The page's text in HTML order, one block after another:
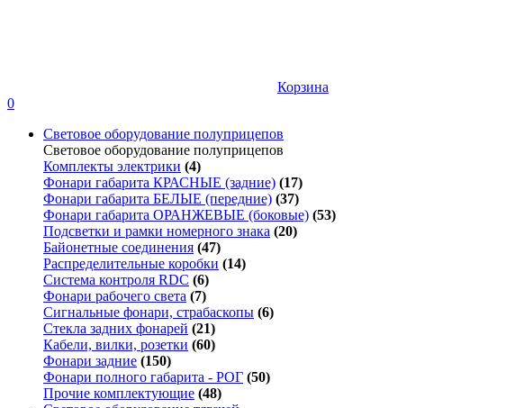
Корзина
0
Световое оборудование полуприцепов
Световое оборудование полуприцепов
Комплекты электрики (4)
Фонари габарита КРАСНЫЕ (задние) (17)
Фонари габарита БЕЛЫЕ (передние) (37)
Фонари габарита ОРАНЖЕВЫЕ (боковые) (53)
Подсветки и рамки номерного знака (20)
Байонетные соединения (47)
Распределительные коробки (14)
Система контроля RDC (6)
Фонари рабочего света (7)
Сигнальные фонари, страбаскопы (6)
Стекла задних фонарей (21)
Кабели, вилки, розетки (60)
Фонари задние (150)
Фонари полного габарита - РОГ (50)
Прочие комплектующие (48)